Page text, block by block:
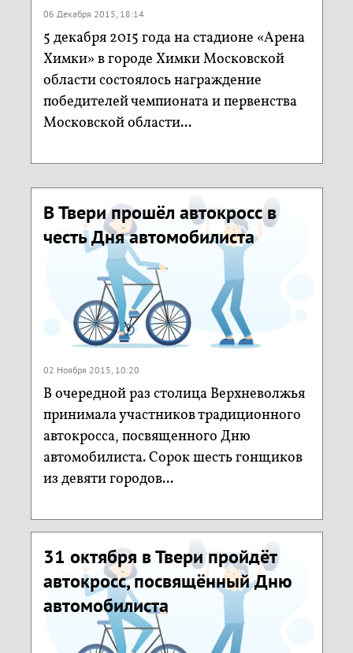
06 Декабря 2015, 18:14
5 декабря 2015 года на стадионе «Арена
Химки» в городе Химки Московской
области состоялось награждение
победителей чемпионата и первенства
Московской области...
В Твери прошёл автокросс в
честь Дня автомобилиста
02 Ноября 2015, 10:20
В очередной раз столица Верхневолжья
принимала участников традиционного
автокросса, посвященного Дню
автомобилиста. Сорок шесть гонщиков
из девяти городов...
31 октября в Твери пройдёт
автокросс, посвящённый Дню
автомобилиста